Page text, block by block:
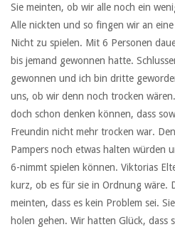
Sie meinten, ob wir alle noch ein
Alle nickten und so fingen wir an
Nicht zu spielen. Mit 6 Personen
bis jemand gewonnen hatte.
gewonnen und ich bin dritte
uns, ob wir denn noch trocken
doch schon denken können, dass
Freundin nicht mehr trocken war.
Pampers noch etwas halten würden
6-nimmt spielen können. Viktorias
kurz, ob es für sie in Ordnung wäre.
meinten, dass es kein Problem sei.
holen gehen. Wir hatten Glück, dass